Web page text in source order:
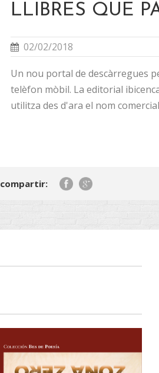
LLIBRES QUE
02/02/2018
Un nou portal de descàrregues
telèfon mòbil. La editorial
utilitza des d'ara el nom comercial
compartir: